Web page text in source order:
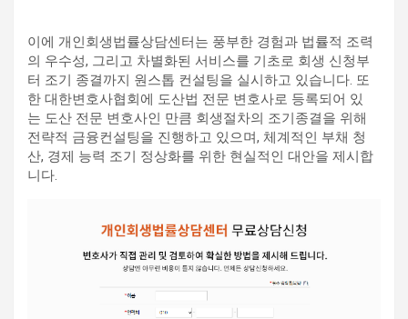
이에 개인회생법률상담센터는 풍부한 경험과 법률적 조력
의 우수성, 그리고 차별화된 서비스를 기초로 회생 신청부
터 조기 종결까지 원스톱 컨설팅을 실시하고 있습니다. 또
한 대한변호사협회에 도산법 전문 변호사로 등록되어 있
는 도산 전문 변호사인 만큼 회생절차의 조기종결을 위해
전략적 금융컨설팅을 진행하고 있으며, 체계적인 부채 청
산, 경제 능력 조기 정상화를 위한 현실적인 대안을 제시합
니다.